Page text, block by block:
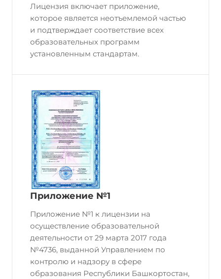
Лицензия включает приложение,
которое является неотъемлемой частью
и подтверждает соответствие всех
образовательных программ
установленным стандартам.
Приложение №1
Приложение №1 к лицензии на
осуществление образовательной
деятельности от 29 марта 2017 года
№4736, выданной Управлением по
контролю и надзору в сфере
образования Республики Башкортостан,